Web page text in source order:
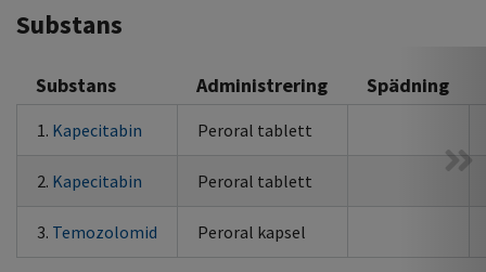
Substans
Substans Administrering Spädning
1. Kapecitabin Peroral tablett
2. Kapecitabin Peroral tablett
3. Temozolomid Peroral kapsel